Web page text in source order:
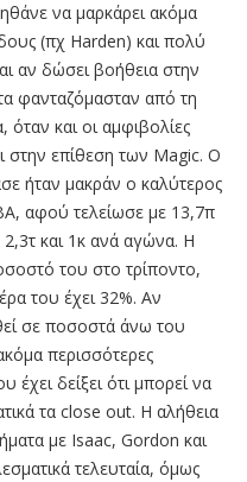
να μαρκάρει ακόμα
(πχ Harden) και πολύ
αν δώσει βοήθεια στην
φανταζόμασταν από τη
όταν και οι αμφιβολίες
στην επίθεση των Magic. O
ήταν μακράν ο καλύτερος
αφού τελείωσε με 13,7π
και 1κ ανά αγώνα. Η
του στο τρίποντο,
του έχει 32%. Αν
σε ποσοστά άνω του
περισσότερες
έχει δείξει ότι μπορεί να
τα close out. Η αλήθεια
με Isaac, Gordon και
τελευταία, όμως